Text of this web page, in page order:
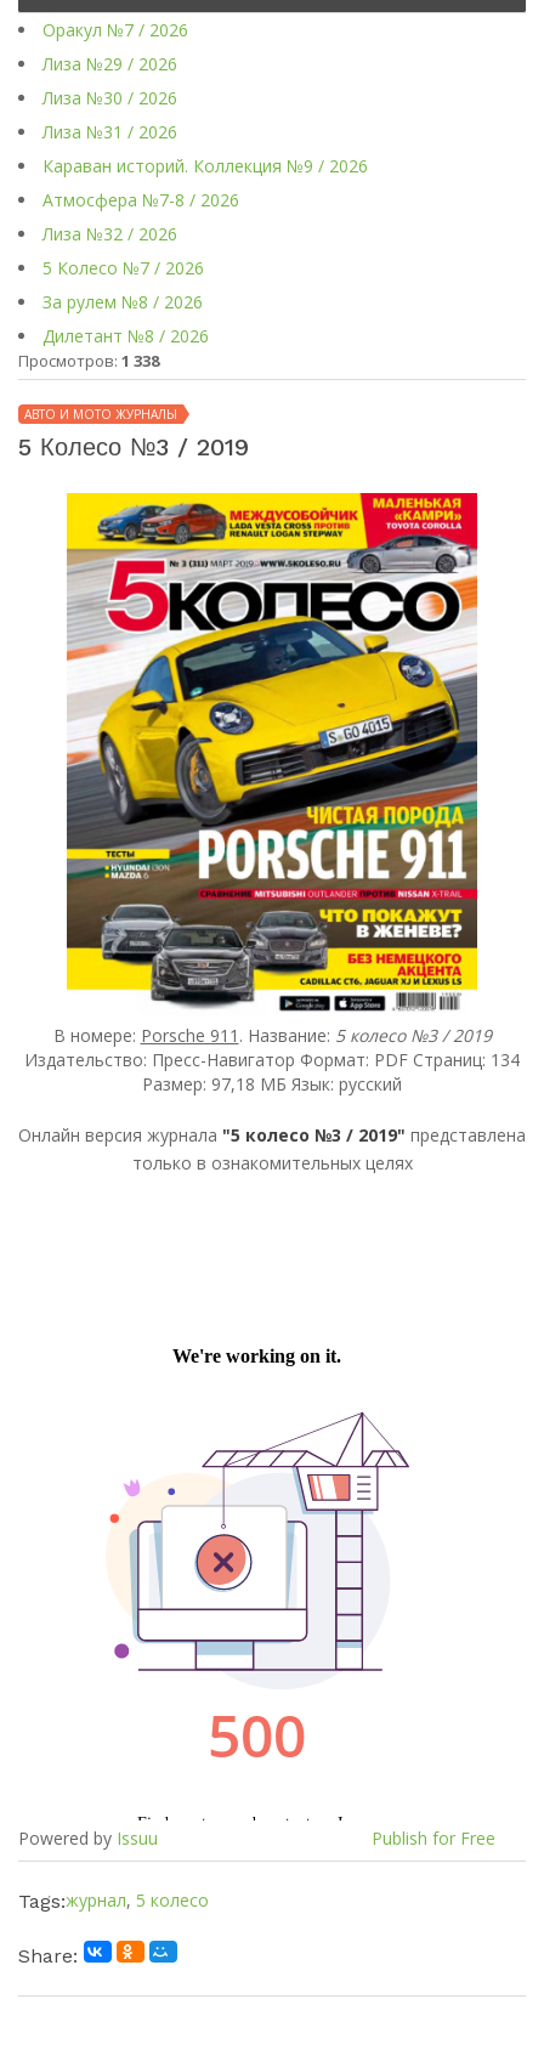
Оракул №7 / 2026
Лиза №29 / 2026
Лиза №30 / 2026
Лиза №31 / 2026
Караван историй. Коллекция №9 / 2026
Атмосфера №7-8 / 2026
Лиза №32 / 2026
5 Колесо №7 / 2026
За рулем №8 / 2026
Дилетант №8 / 2026
Просмотров: 1 338
АВТО И МОТО ЖУРНАЛЫ
5 Колесо №3 / 2019
В номере: Porsche 911 . Название: 5 колесо №3 / 2019
Издательство: Пресс-Навигатор Формат: PDF Страниц: 134
Размер: 97,18 МБ Язык: русский
Онлайн версия журнала "5 колесо №3 / 2019" представлена
только в ознакомительных целях
Powered by Issuu Publish for Free
Tags:журнал, 5 колесо
Share: